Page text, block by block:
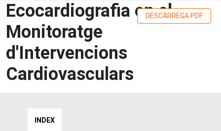
Ecocardiografia en el
Monitoratge
d'Intervencions
Cardiovasculars
DESCÀRREGA PDF
INDEX